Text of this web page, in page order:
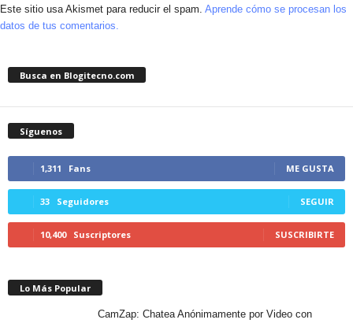
Este sitio usa Akismet para reducir el spam. Aprende cómo se procesan los
datos de tus comentarios.
Busca en Blogitecno.com
Síguenos
1,311 Fans ME GUSTA
33 Seguidores SEGUIR
10,400 Suscriptores SUSCRIBIRTE
Lo Más Popular
CamZap: Chatea Anónimamente por Video con